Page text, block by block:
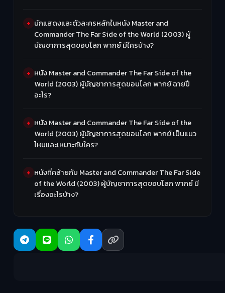
นักแสดงและตัวละครหลักในหนัง Master and
Commander The Far Side of the World (2003) ผู้
บัญชาการสุดขอบโลก พากย์ มีใครบ้าง?
หนัง Master and Commander The Far Side of the
World (2003) ผู้บัญชาการสุดขอบโลก พากย์ ฉายปี
อะไร?
หนัง Master and Commander The Far Side of the
World (2003) ผู้บัญชาการสุดขอบโลก พากย์ เป็นแนว
ไหนและเหมาะกับใคร?
หนังที่คล้ายกับ Master and Commander The Far Side
of the World (2003) ผู้บัญชาการสุดขอบโลก พากย์ มี
เรื่องอะไรบ้าง?